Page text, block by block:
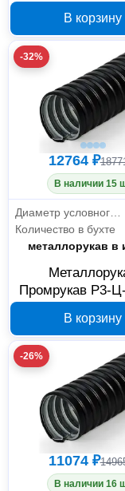
PR08.2531
В корзину
-32%
12764 ₽
В наличии 15
Количество в бухте
Тип
Промрукав Р3-
PR.08154
В корзину
-26%
11074 ₽
В наличии 16